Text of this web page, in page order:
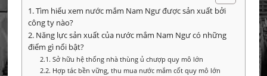
1. Tìm hiểu xem nước mắm Nam Ngư được sản xuất bởi
công ty nào?
2. Năng lực sản xuất của nước mắm Nam Ngư có những
điểm gì nổi bật?
2.1. Sở hữu hệ thống nhà thùng ủ chượp quy mô lớn
2.2. Hợp tác bền vững, thu mua nước mắm cốt quy mô lớn